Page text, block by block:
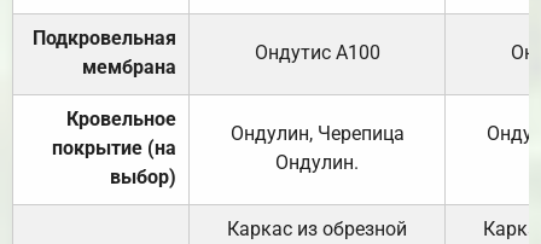
Подкровельная
мембрана
Ондутис А100
Кровельное
покрытие (на
выбор)
Ондулин, Черепица
Ондулин.
Каркас из обрезной